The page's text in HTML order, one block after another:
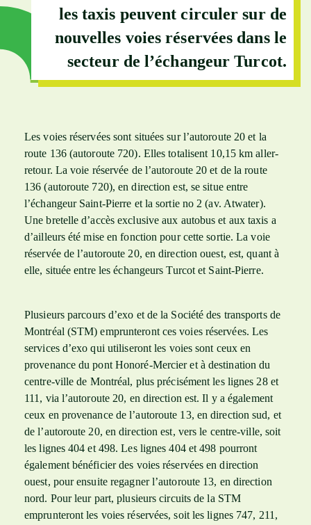
les taxis peuvent circuler sur de
nouvelles voies réservées dans le
secteur de l’échangeur Turcot.
Les voies réservées sont situées sur l’autoroute 20 et la
route 136 (autoroute 720). Elles totalisent 10,15 km aller-
retour. La voie réservée de l’autoroute 20 et de la route
136 (autoroute 720), en direction est, se situe entre
l’échangeur Saint-Pierre et la sortie no 2 (av. Atwater).
Une bretelle d’accès exclusive aux autobus et aux taxis a
d’ailleurs été mise en fonction pour cette sortie. La voie
réservée de l’autoroute 20, en direction ouest, est, quant à
elle, située entre les échangeurs Turcot et Saint-Pierre.
Plusieurs parcours d’exo et de la Société des transports de
Montréal (STM) emprunteront ces voies réservées. Les
services d’exo qui utiliseront les voies sont ceux en
provenance du pont Honoré-Mercier et à destination du
centre-ville de Montréal, plus précisément les lignes 28 et
111, via l’autoroute 20, en direction est. Il y a également
ceux en provenance de l’autoroute 13, en direction sud, et
de l’autoroute 20, en direction est, vers le centre-ville, soit
les lignes 404 et 498. Les lignes 404 et 498 pourront
également bénéficier des voies réservées en direction
ouest, pour ensuite regagner l’autoroute 13, en direction
nord. Pour leur part, plusieurs circuits de la STM
emprunteront les voies réservées, soit les lignes 747, 211,